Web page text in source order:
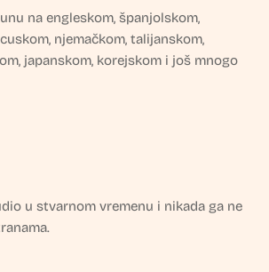
na engleskom, španjolskom,
njemačkom, talijanskom,
japanskom, korejskom i još mnogo
u stvarnom vremenu i nikada ga ne